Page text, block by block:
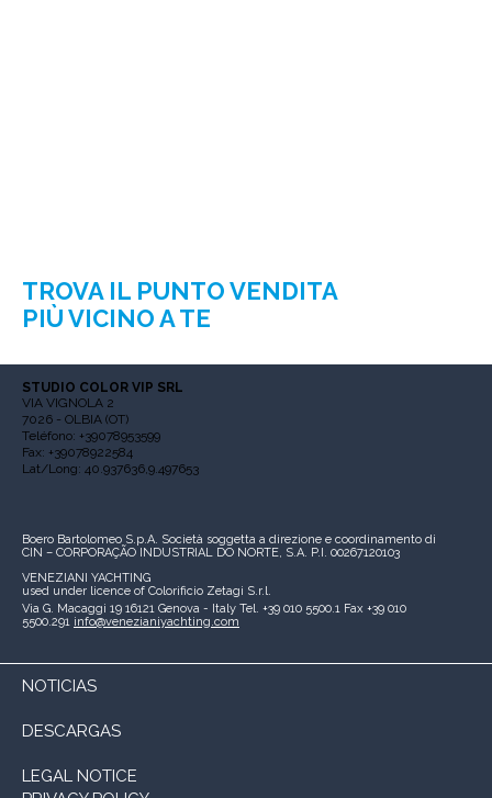
TROVA IL PUNTO VENDITA
PIÙ VICINO A TE
STUDIO COLOR VIP SRL
VIA VIGNOLA 2
7026 - OLBIA (OT)
Teléfono: +39078953599
Fax: +39078922584
Lat/Long: 40.937636,9.497653
Boero Bartolomeo S.p.A. Società soggetta a direzione e coordinamento di
CIN – CORPORAÇÃO INDUSTRIAL DO NORTE, S.A. P.I. 00267120103
VENEZIANI YACHTING
used under licence of Colorificio Zetagi S.r.l.
Via G. Macaggi 19 16121 Genova - Italy Tel. +39 010 5500.1 Fax +39 010
5500.291 info@venezianiyachting.com
NOTICIAS
DESCARGAS
LEGAL NOTICE